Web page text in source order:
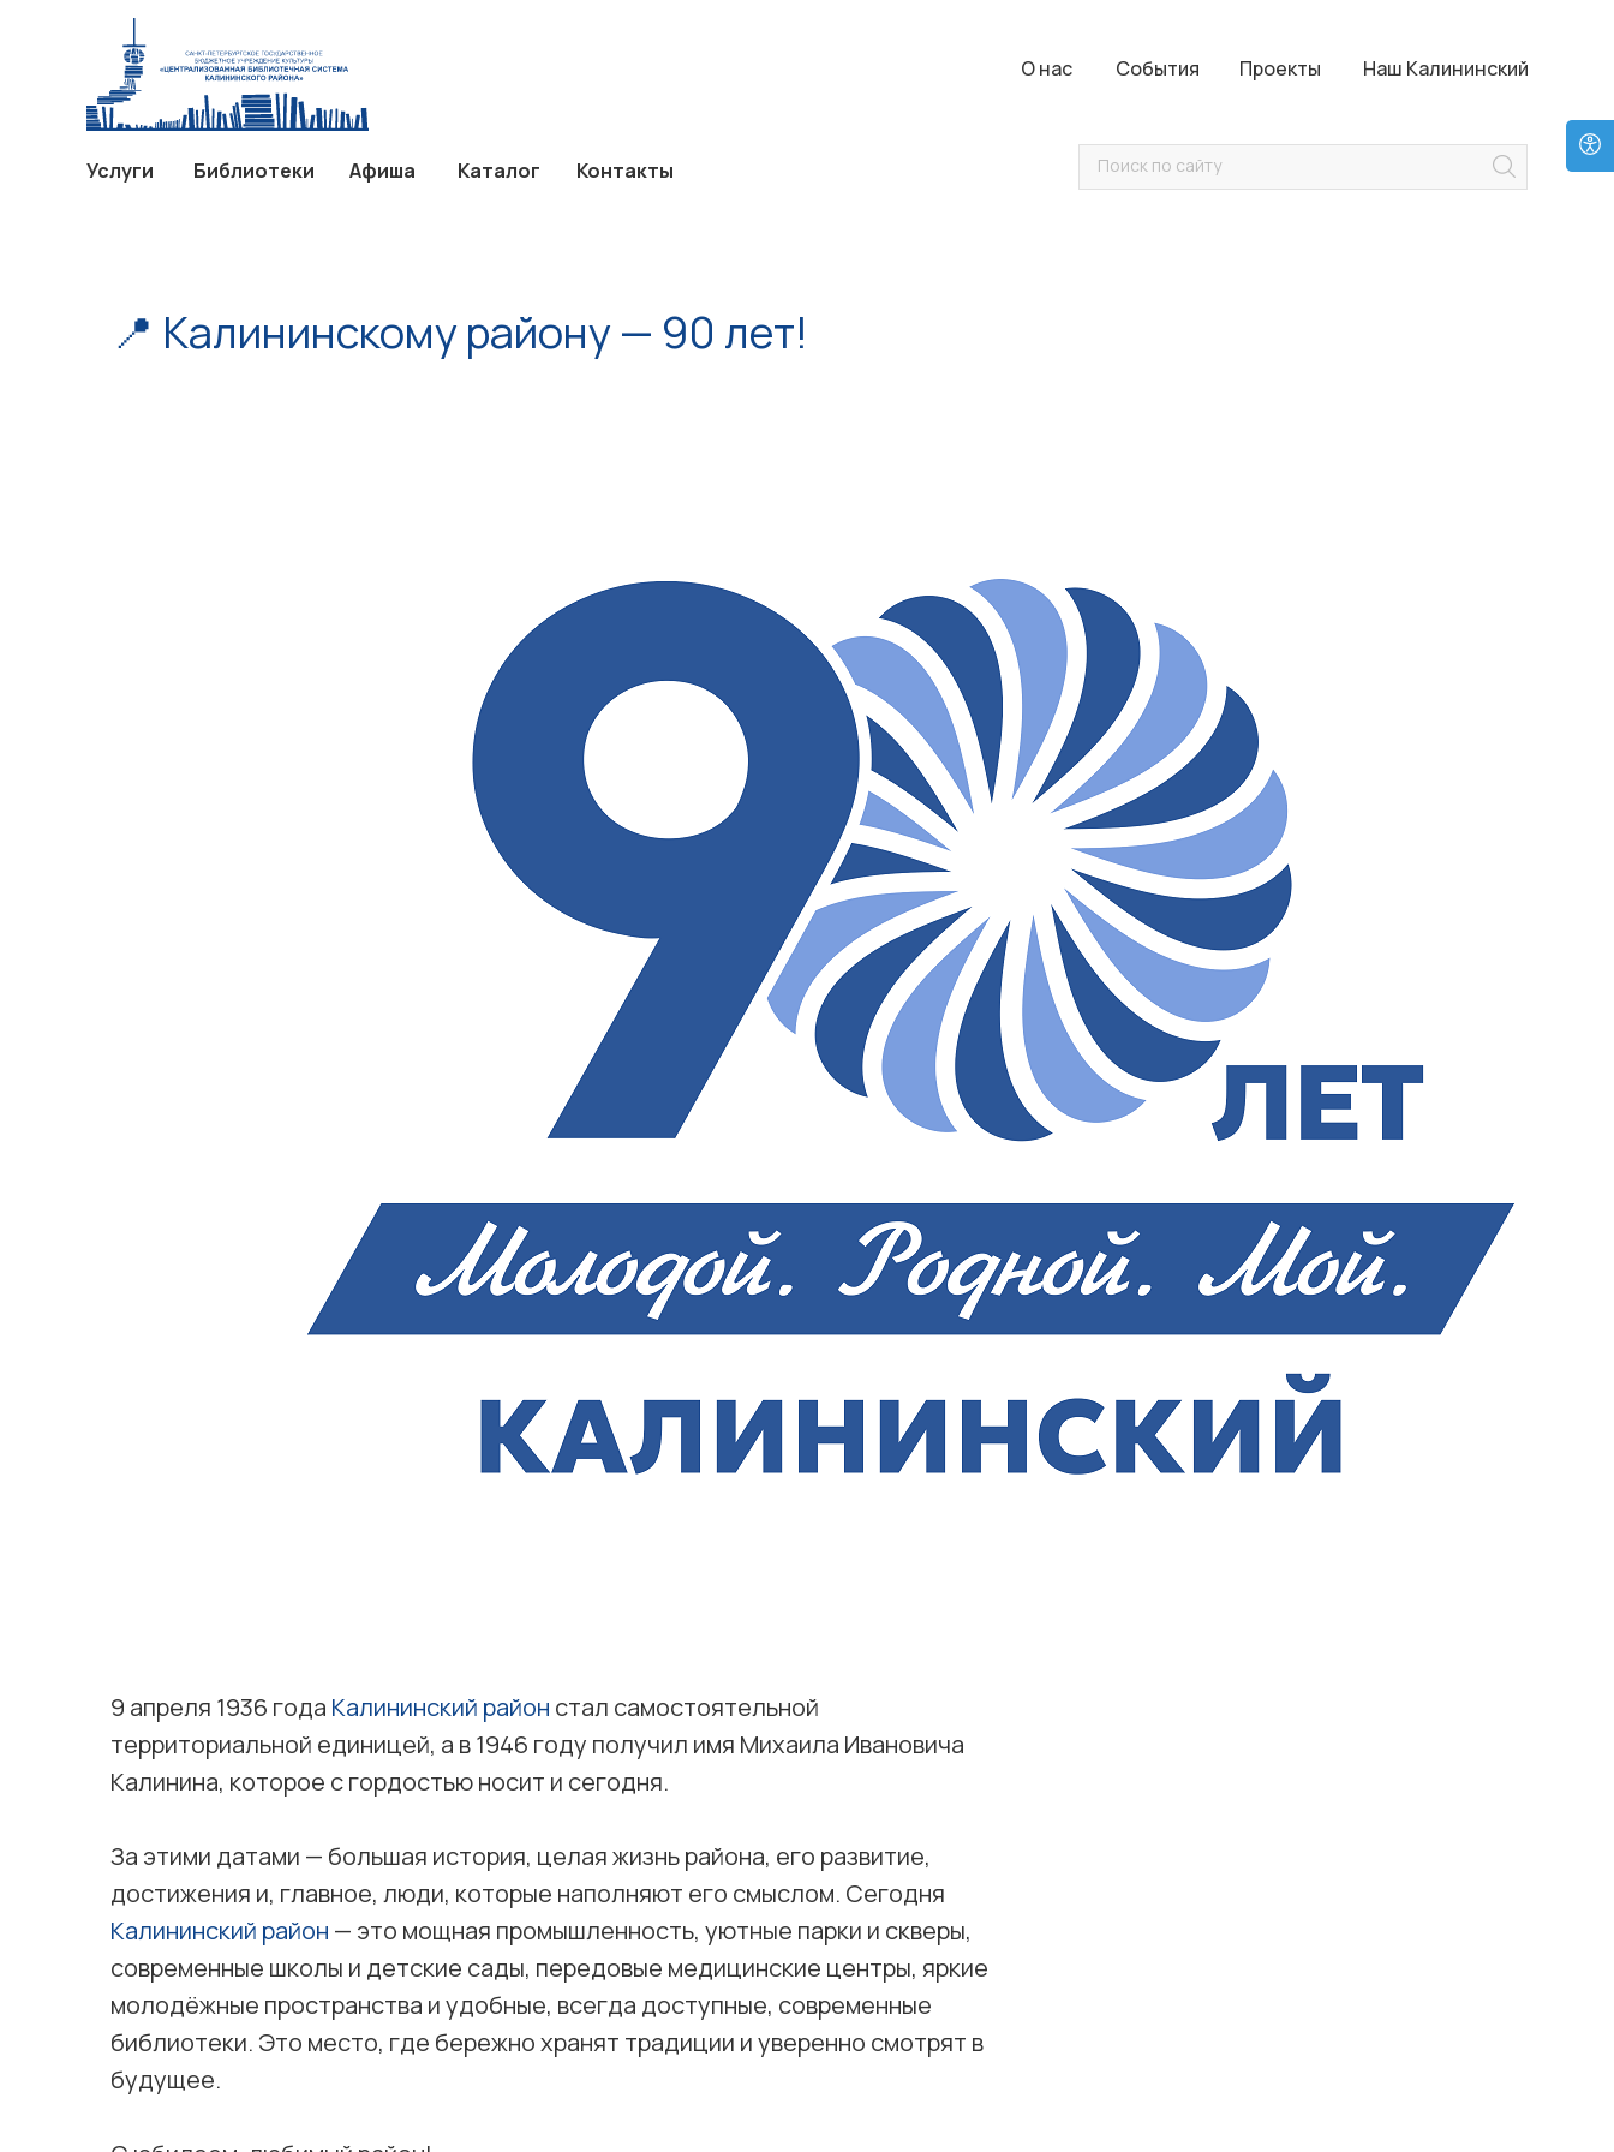
О нас События Проекты Наш Калининский
Афиша
Библиотеки
Услуги Каталог Контакты Поиск по сайту
📍 Калининскому району — 90 лет!
9 апреля 1936 года Калининский район стал самостоятельной
территориальной единицей, а в 1946 году получил имя Михаила Ивановича
Калинина, которое с гордостью носит и сегодня.
За этими датами — большая история, целая жизнь района, его развитие,
достижения и, главное, люди, которые наполняют его смыслом. Сегодня
Калининский район — это мощная промышленность, уютные парки и скверы,
современные школы и детские сады, передовые медицинские центры, яркие
молодёжные пространства и удобные, всегда доступные, современные
библиотеки. Это место, где бережно хранят традиции и уверенно смотрят в
будущее.